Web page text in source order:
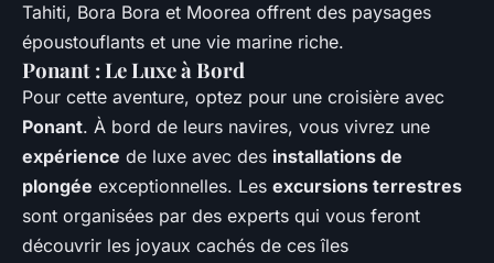
Tahiti, Bora Bora et Moorea offrent des paysages
époustouflants et une vie marine riche.
Ponant : Le Luxe à Bord
Pour cette aventure, optez pour une croisière avec
Ponant. À bord de leurs navires, vous vivrez une
expérience de luxe avec des installations de
plongée exceptionnelles. Les excursions terrestres
sont organisées par des experts qui vous feront
découvrir les joyaux cachés de ces îles